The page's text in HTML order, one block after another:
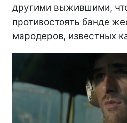
другими выжившими,
противостоять банде
мародеров, известных